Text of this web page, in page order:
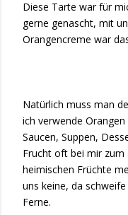
Diese Tarte war für
gerne genascht, mit
Orangencreme war
Natürlich muss man
ich verwende
Saucen, Suppen,
Frucht oft bei mir zum
heimischen Früchte
uns keine, da
Ferne.